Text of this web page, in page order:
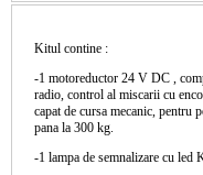
Kitul contine :
-1 motoreductor 24 V DC ,
radio, control al miscarii cu
capat de cursa mecanic, pentru
pana la 300 kg.
-1 lampa de semnalizare cu led